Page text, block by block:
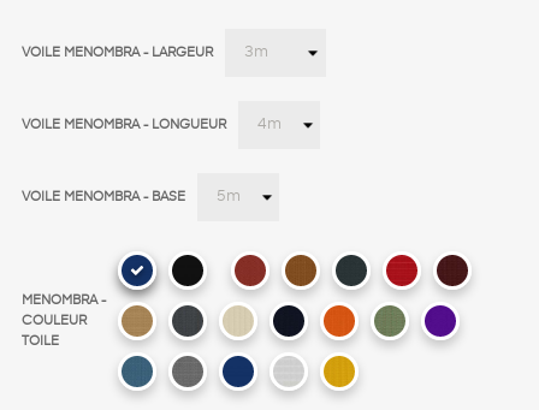
VOILE MENOMBRA - LARGEUR
VOILE MENOMBRA - LONGUEUR
VOILE MENOMBRA - BASE
MENOMBRA -
COULEUR
TOILE
Bright
Green